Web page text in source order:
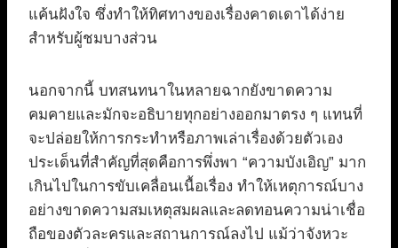
แค้นฝังใจ ซึ่งทำให้ทิศทางของเรื่องคาดเดาได้ง่าย
สำหรับผู้ชมบางส่วน
นอกจากนี้ บทสนทนาในหลายฉากยังขาดความ
คมคายและมักจะอธิบายทุกอย่างออกมาตรง ๆ แทนที่
จะปล่อยให้การกระทำหรือภาพเล่าเรื่องด้วยตัวเอง
ประเด็นที่สำคัญที่สุดคือการพึ่งพา “ความบังเอิญ” มาก
เกินไปในการขับเคลื่อนเนื้อเรื่อง ทำให้เหตุการณ์บาง
อย่างขาดความสมเหตุสมผลและลดทอนความน่าเชื่อ
ถือของตัวละครและสถานการณ์ลงไป แม้ว่าจังหวะ